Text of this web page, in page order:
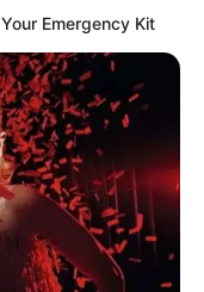
quienes han
recursos del
Gutiérrez,
miles de
Icetex se verán
públicas y
Emergency Kit